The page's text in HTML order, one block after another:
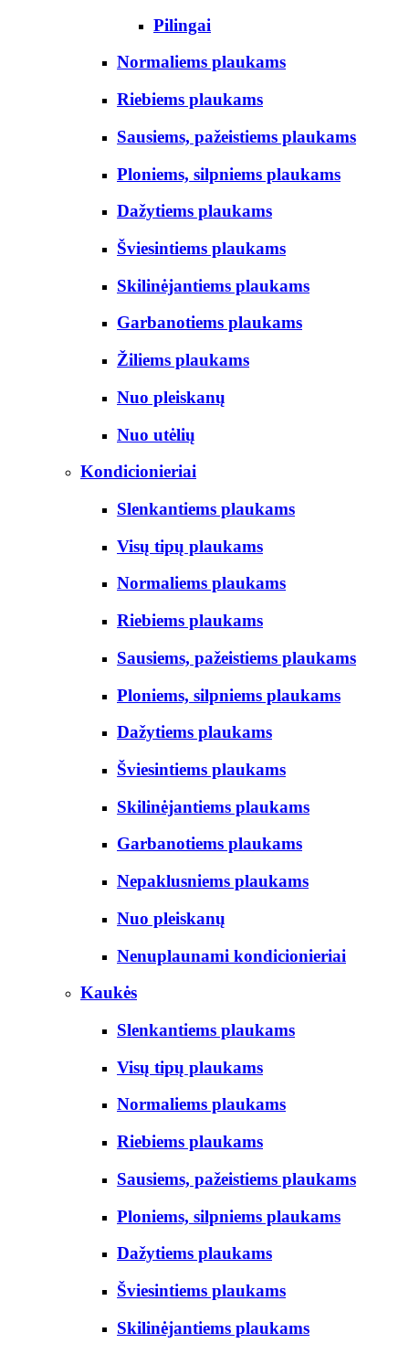
Pilingai
Normaliems plaukams
Riebiems plaukams
Sausiems, pažeistiems plaukams
Ploniems, silpniems plaukams
Dažytiems plaukams
Šviesintiems plaukams
Skilinėjantiems plaukams
Garbanotiems plaukams
Žiliems plaukams
Nuo pleiskanų
Nuo utėlių
Kondicionieriai
Slenkantiems plaukams
Visų tipų plaukams
Normaliems plaukams
Riebiems plaukams
Sausiems, pažeistiems plaukams
Ploniems, silpniems plaukams
Dažytiems plaukams
Šviesintiems plaukams
Skilinėjantiems plaukams
Garbanotiems plaukams
Nepaklusniems plaukams
Nuo pleiskanų
Nenuplaunami kondicionieriai
Kaukės
Slenkantiems plaukams
Visų tipų plaukams
Normaliems plaukams
Riebiems plaukams
Sausiems, pažeistiems plaukams
Ploniems, silpniems plaukams
Dažytiems plaukams
Šviesintiems plaukams
Skilinėjantiems plaukams